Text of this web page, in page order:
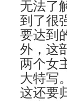
无法了
到了很
要达到
外，这
两个女
大特写
这还要